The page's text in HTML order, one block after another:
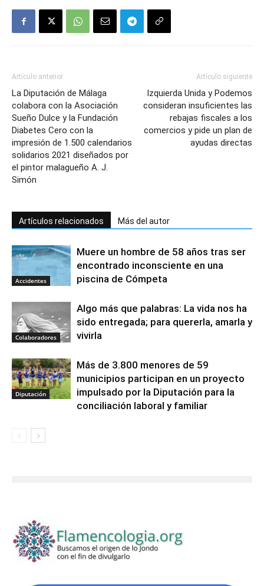
Artículo anterior
La Diputación de Málaga
colabora con la Asociación
Sueño Dulce y la Fundación
Diabetes Cero con la
impresión de 1.500 calendarios
solidarios 2021 diseñados por
el pintor malagueño A. J.
Simón
Artículo siguiente
Izquierda Unida y Podemos
consideran insuficientes las
rebajas fiscales a los
comercios y pide un plan de
ayudas directas
Artículos relacionados Más del autor
Accidentes
Muere un hombre de 58 años tras ser
encontrado inconsciente en una
piscina de Cómpeta
Colaboradores
Algo más que palabras: La vida nos ha
sido entregada; para quererla, amarla y
vivirla
Diputación
Más de 3.800 menores de 59
municipios participan en un proyecto
impulsado por la Diputación para la
conciliación laboral y familiar